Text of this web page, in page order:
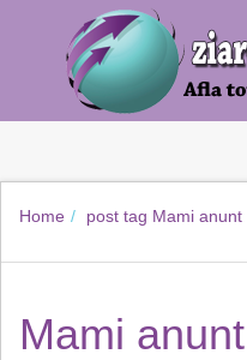
Home post tag Mami anunt
Mami anunt